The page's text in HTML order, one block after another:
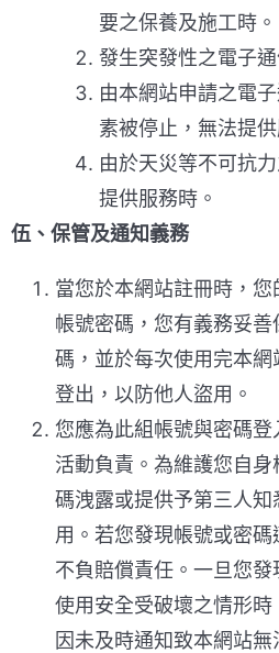
要之保養及施工時。
發生突發性之電子
由本網站申請之電
素被停止，無法提供
由於天災等不可抗
提供服務時。
伍、保管及通知義務
當您於本網站註冊時，
帳號密碼，您有義務妥
碼，並於每次使用完本
登出，以防他人盜用。
您應為此組帳號與密碼
活動負責。為維護您自
碼洩露或提供予第三人
用。若您發現帳號或密
不負賠償責任。一旦您
使用安全受破壞之情形時
因未及時通知致本網站